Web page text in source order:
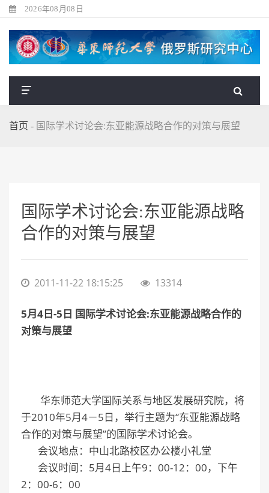
2026年08月08日
首页 - 国际学术讨论会:东亚能源战略合作的对策与展望
国际学术讨论会:东亚能源战略
合作的对策与展望
2011-11-22 18:15:25 13314
5月4日-5日 国际学术讨论会:东亚能源战略合作的
对策与展望
华东师范大学国际关系与地区发展研究院，将
于2010年5月4－5日，举行主题为“东亚能源战略
合作的对策与展望”的国际学术讨论会。
会议地点：中山北路校区办公楼小礼堂
会议时间：5月4日上午9：00-12：00，下午
2：00-6：00